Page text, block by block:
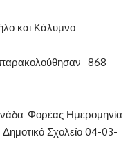
και Κάλυμνο
παρακολούθησαν -868-
Φορέας Ημερομηνία
Σχολείο 04-03-